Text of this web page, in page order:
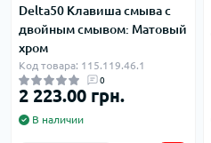
Delta50 Клавиша смыва с
двойным смывом: Матовый
хром
Код товара: 115.119.46.1
0
2 223.00 грн.
В наличии